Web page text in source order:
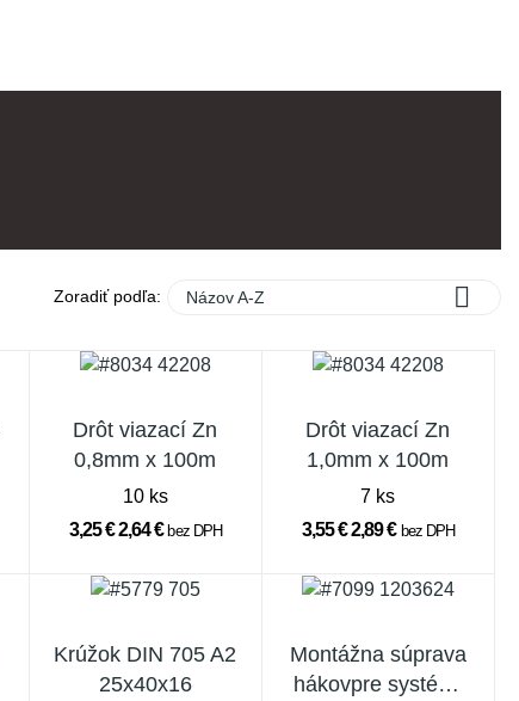
Zoradiť podľa: Názov A-Z 
Drôt viazací Zn
0,8mm x 100m
10 ks
3,25 €2,64 €bez DPH
Drôt viazací Zn
1,0mm x 100m
7 ks
3,55 €2,89 € bez DPH
Krúžok DIN 705 A2
25x40x16
Montážna súprava
hákovpre systém.